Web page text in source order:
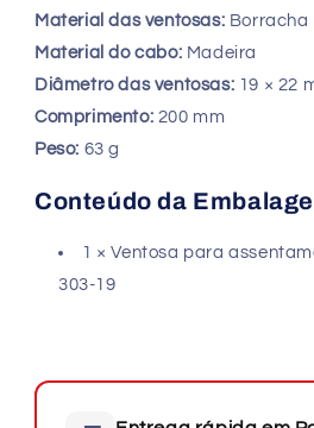
Material das ventosas: Borracha
Material do cabo: Madeira
Diâmetro das ventosas: 19 × 22
Comprimento: 200 mm
Peso: 63 g
Conteúdo da
1 × Ventosa para
303-19